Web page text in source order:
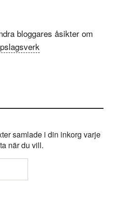
bloggares åsikter om
samlade i din inkorg varje
när du vill.